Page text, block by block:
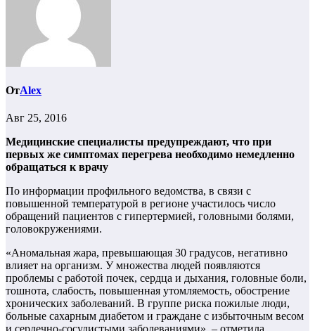
ОтAlex
Авг 25, 2016
Медицинские специалисты предупреждают, что при
первых же симптомах перегрева необходимо немедленно
обращаться к врачу
По информации профильного ведомства, в связи с
повышенной температурой в регионе участилось число
обращений пациентов с гипертермией, головными болями,
головокружениями.
«Аномальная жара, превышающая 30 градусов, негативно
влияет на организм. У множества людей появляются
проблемы с работой почек, сердца и дыхания, головные боли,
тошнота, слабость, повышенная утомляемость, обострение
хронических заболеваний. В группе риска пожилые люди,
больные сахарным диабетом и граждане с избыточным весом